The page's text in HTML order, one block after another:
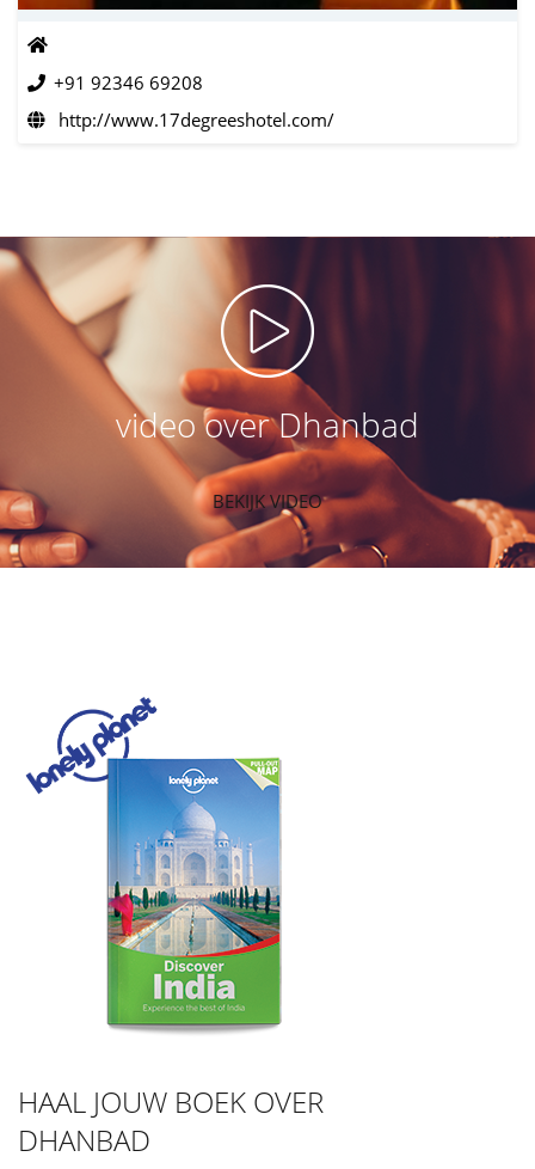
+91 92346 69208
http://www.17degreeshotel.com/
video over Dhanbad
BEKIJK VIDEO
HAAL JOUW BOEK OVER
DHANBAD